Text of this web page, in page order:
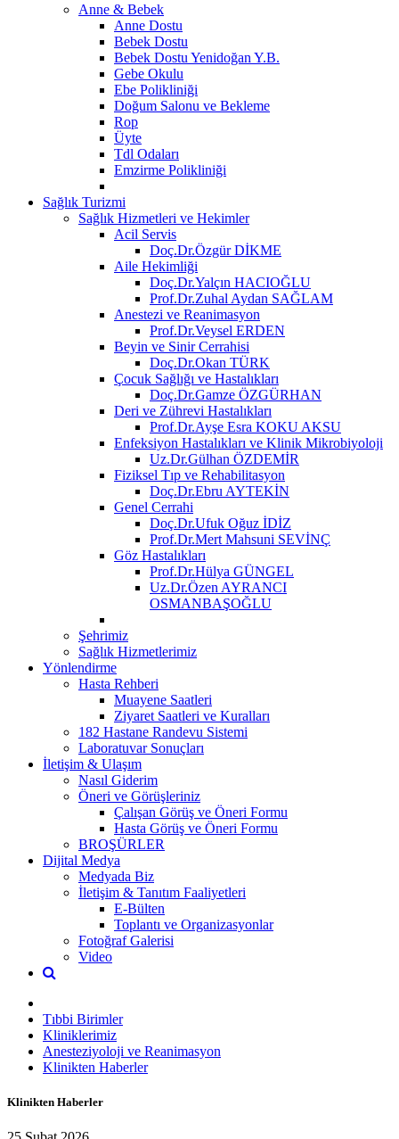
Anne & Bebek
Anne Dostu
Bebek Dostu
Bebek Dostu Yenidoğan Y.B.
Gebe Okulu
Ebe Polikliniği
Doğum Salonu ve Bekleme
Rop
Üyte
Tdl Odaları
Emzirme Polikliniği
Sağlık Turizmi
Sağlık Hizmetleri ve Hekimler
Acil Servis
Doç.Dr.Özgür DİKME
Aile Hekimliği
Doç.Dr.Yalçın HACIOĞLU
Prof.Dr.Zuhal Aydan SAĞLAM
Anestezi ve Reanimasyon
Prof.Dr.Veysel ERDEN
Beyin ve Sinir Cerrahisi
Doç.Dr.Okan TÜRK
Çocuk Sağlığı ve Hastalıkları
Doç.Dr.Gamze ÖZGÜRHAN
Deri ve Zührevi Hastalıkları
Prof.Dr.Ayşe Esra KOKU AKSU
Enfeksiyon Hastalıkları ve Klinik Mikrobiyoloji
Uz.Dr.Gülhan ÖZDEMİR
Fiziksel Tıp ve Rehabilitasyon
Doç.Dr.Ebru AYTEKİN
Genel Cerrahi
Doç.Dr.Ufuk Oğuz İDİZ
Prof.Dr.Mert Mahsuni SEVİNÇ
Göz Hastalıkları
Prof.Dr.Hülya GÜNGEL
Uz.Dr.Özen AYRANCI
OSMANBAŞOĞLU
Şehrimiz
Sağlık Hizmetlerimiz
Yönlendirme
Hasta Rehberi
Muayene Saatleri
Ziyaret Saatleri ve Kuralları
182 Hastane Randevu Sistemi
Laboratuvar Sonuçları
İletişim & Ulaşım
Nasıl Giderim
Öneri ve Görüşleriniz
Çalışan Görüş ve Öneri Formu
Hasta Görüş ve Öneri Formu
BROŞÜRLER
Dijital Medya
Medyada Biz
İletişim & Tanıtım Faaliyetleri
E-Bülten
Toplantı ve Organizasyonlar
Fotoğraf Galerisi
Video
Tıbbi Birimler
Kliniklerimiz
Anesteziyoloji ve Reanimasyon
Klinikten Haberler
Klinikten Haberler